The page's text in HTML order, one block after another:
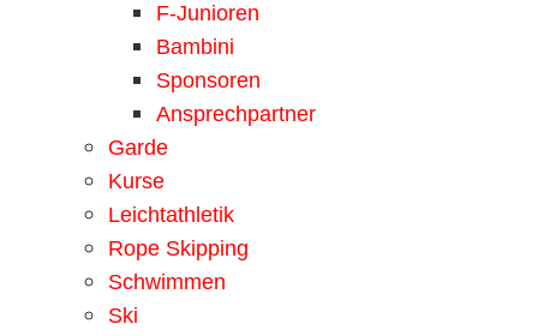
F-Junioren
Bambini
Sponsoren
Ansprechpartner
Garde
Kurse
Leichtathletik
Rope Skipping
Schwimmen
Ski